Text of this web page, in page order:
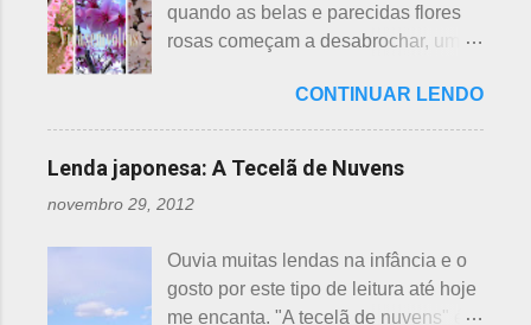
quando as belas e parecidas flores
rosas começam a desabrochar, uma
fevereiro, a segunda em março e, no
final de março até abril, as cerejeiras.
Lembrando que o clima pode
ou atrasando a florescência. Também
identificação ou com o nome das
flores, pelas cores e algumas
CONTINUAR LENDO
Lenda japonesa: A Tecelã de Nuvens
novembro 29, 2012
Ouvia muitas lendas na infância e o
gosto por este tipo de leitura até hoje
me encanta. "A tecelã de nuvens" é